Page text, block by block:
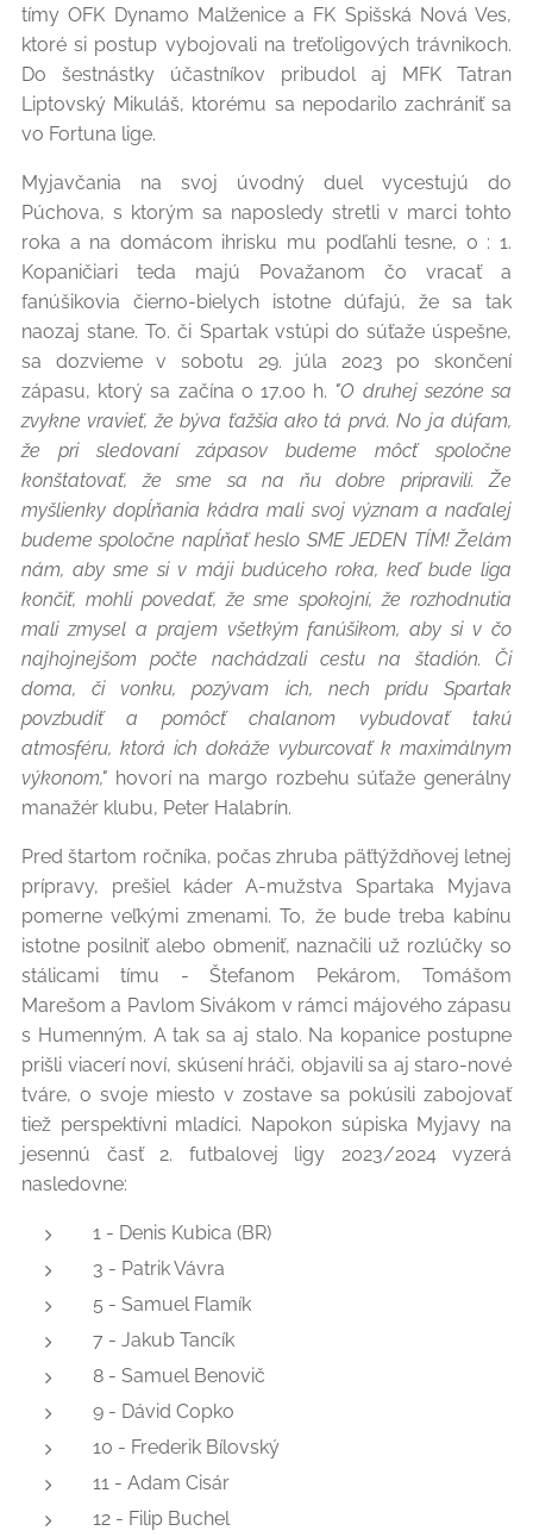
tímy OFK Dynamo Malženice a FK Spišská Nová Ves,
ktoré si postup vybojovali na treťoligových trávnikoch.
Do šestnástky účastníkov pribudol aj MFK Tatran
Liptovský Mikuláš, ktorému sa nepodarilo zachrániť sa
vo Fortuna lige.
Myjavčania na svoj úvodný duel vycestujú do
Púchova, s ktorým sa naposledy stretli v marci tohto
roka a na domácom ihrisku mu podľahli tesne, 0 : 1.
Kopaničiari teda majú Považanom čo vracať a
fanúšikovia čierno-bielych istotne dúfajú, že sa tak
naozaj stane. To. či Spartak vstúpi do súťaže úspešne,
sa dozvieme v sobotu 29. júla 2023 po skončení
zápasu, ktorý sa začína o 17.00 h. "O druhej sezóne sa
zvykne vravieť, že býva ťažšia ako tá prvá. No ja dúfam,
že pri sledovaní zápasov budeme môcť spoločne
konštatovať, že sme sa na ňu dobre pripravili. Že
myšlienky dopĺňania kádra mali svoj význam a naďalej
budeme spoločne napĺňať heslo SME JEDEN TÍM! Želám
nám, aby sme si v máji budúceho roka, keď bude liga
končiť, mohli povedať, že sme spokojní, že rozhodnutia
mali zmysel a prajem všetkým fanúšikom, aby si v čo
najhojnejšom počte nachádzali cestu na štadión. Či
doma, či vonku, pozývam ich, nech prídu Spartak
povzbudiť a pomôcť chalanom vybudovať takú
atmosféru, ktorá ich dokáže vyburcovať k maximálnym
výkonom," hovorí na margo rozbehu súťaže generálny
manažér klubu, Peter Halabrín.
Pred štartom ročníka, počas zhruba päťtýždňovej letnej
prípravy, prešiel káder A-mužstva Spartaka Myjava
pomerne veľkými zmenami. To, že bude treba kabínu
istotne posilniť alebo obmeniť, naznačili už rozlúčky so
stálicami tímu - Štefanom Pekárom, Tomášom
Marešom a Pavlom Sivákom v rámci májového zápasu
s Humenným. A tak sa aj stalo. Na kopanice postupne
prišli viacerí noví, skúsení hráči, objavili sa aj staro-nové
tváre, o svoje miesto v zostave sa pokúsili zabojovať
tiež perspektívni mladíci. Napokon súpiska Myjavy na
jesennú časť 2. futbalovej ligy 2023/2024 vyzerá
nasledovne:
1 - Denis Kubica (BR)
3 - Patrik Vávra
5 - Samuel Flamík
7 - Jakub Tancík
8 - Samuel Benovič
9 - Dávid Copko
10 - Frederik Bílovský
11 - Adam Cisár
12 - Filip Buchel